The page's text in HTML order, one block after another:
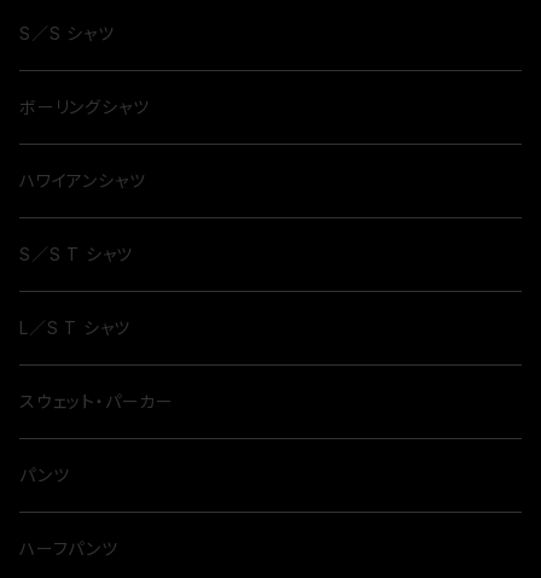
S／S シャツ
ボーリングシャツ
ハワイアンシャツ
S／S T シャツ
L／S T シャツ
スウェット・パーカー
パンツ
ハーフパンツ